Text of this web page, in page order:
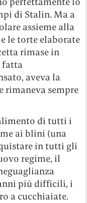
di Stalin. Ma a
assieme alla
le torte elaborate
rimase in
fatta
aveva la
rimaneva sempre
di tutti i
ai blini (una
in tutti gli
regime, il
più difficili, i
a cucchiaiate.